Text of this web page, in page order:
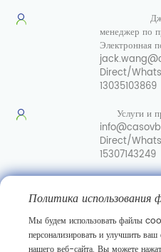
менеджер по
Электронная
Direct/
13035103869
Услуги и
Direct/
15307143249
Уханьский центр инноваций
Политика
Мы будем использовать файлы
персонализировать и улучшить ваш